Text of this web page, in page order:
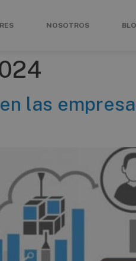
NOSOTROS
las